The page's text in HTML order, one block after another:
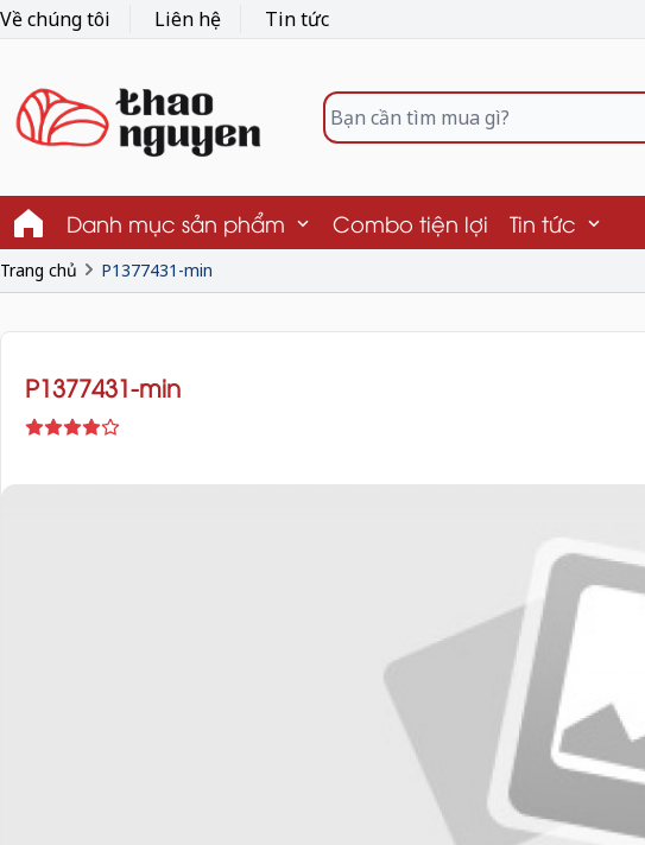
Về chúng tôi Liên hệ Tin tức
Danh mục sản phẩm Combo tiện lợi Tin tức
Trang chủ P1377431-min
P1377431-min